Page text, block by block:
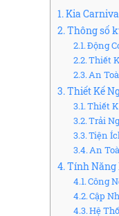
Kia
Thông số
Động
Thiết
An
Thiết Kế
Thiết
Trải
Tiện
An
Tính Năng
Công
Cập
Hệ